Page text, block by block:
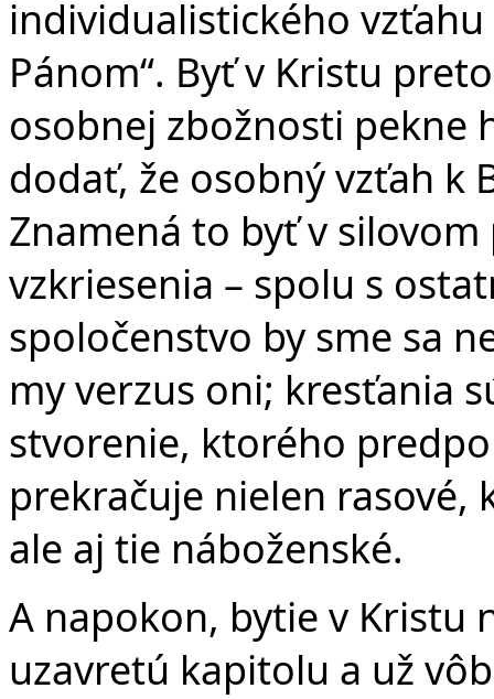
individualistického
Pánom“. Byť v Kristu
osobnej zbožnosti pekne
dodať, že osobný vzťah k
Znamená to byť v
vzkriesenia – spolu s
spoločenstvo by sme sa
my verzus oni; kresťania
stvorenie, ktorého
prekračuje nielen rasové,
ale aj tie náboženské.
A napokon, bytie v Kristu
uzavretú kapitolu a už